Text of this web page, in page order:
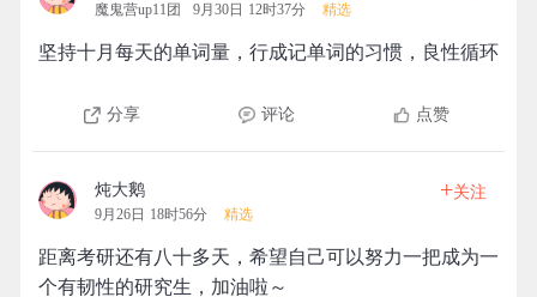
魔鬼营up11团 9月30日 12时37分 精选
坚持十月每天的单词量，行成记单词的习惯，良性循环
分享 评论 点赞
炖大鹅
9月26日 18时56分 精选
+关注
距离考研还有八十多天，希望自己可以努力一把成为一
个有韧性的研究生，加油啦～